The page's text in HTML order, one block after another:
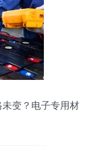
变？电子专用材